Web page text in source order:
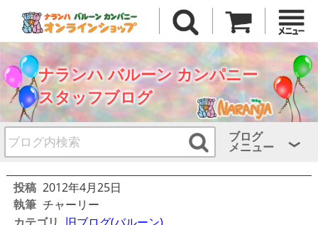
ナランハ バルーン カンパニー
スタッフブログ
ブログ
メニュー
投稿 2012年4月25日
執筆 チャーリー
カテゴリ 旧ブログ(バルーン)